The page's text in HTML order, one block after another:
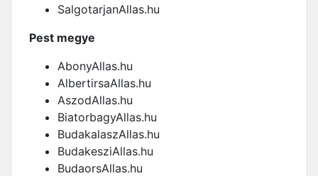
SalgotarjanAllas.hu
Pest megye
AbonyAllas.hu
AlbertirsaAllas.hu
AszodAllas.hu
BiatorbagyAllas.hu
BudakalaszAllas.hu
BudakesziAllas.hu
BudaorsAllas.hu